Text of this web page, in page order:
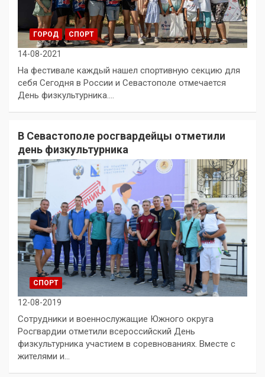
ГОРОД СПОРТ
14-08-2021
На фестивале каждый нашел спортивную секцию для
себя Сегодня в России и Севастополе отмечается
День физкультурника.…
В Севастополе росгвардейцы отметили
день физкультурника
СПОРТ
12-08-2019
Сотрудники и военнослужащие Южного округа
Росгвардии отметили всероссийский День
физкультурника участием в соревнованиях. Вместе с
жителями и…